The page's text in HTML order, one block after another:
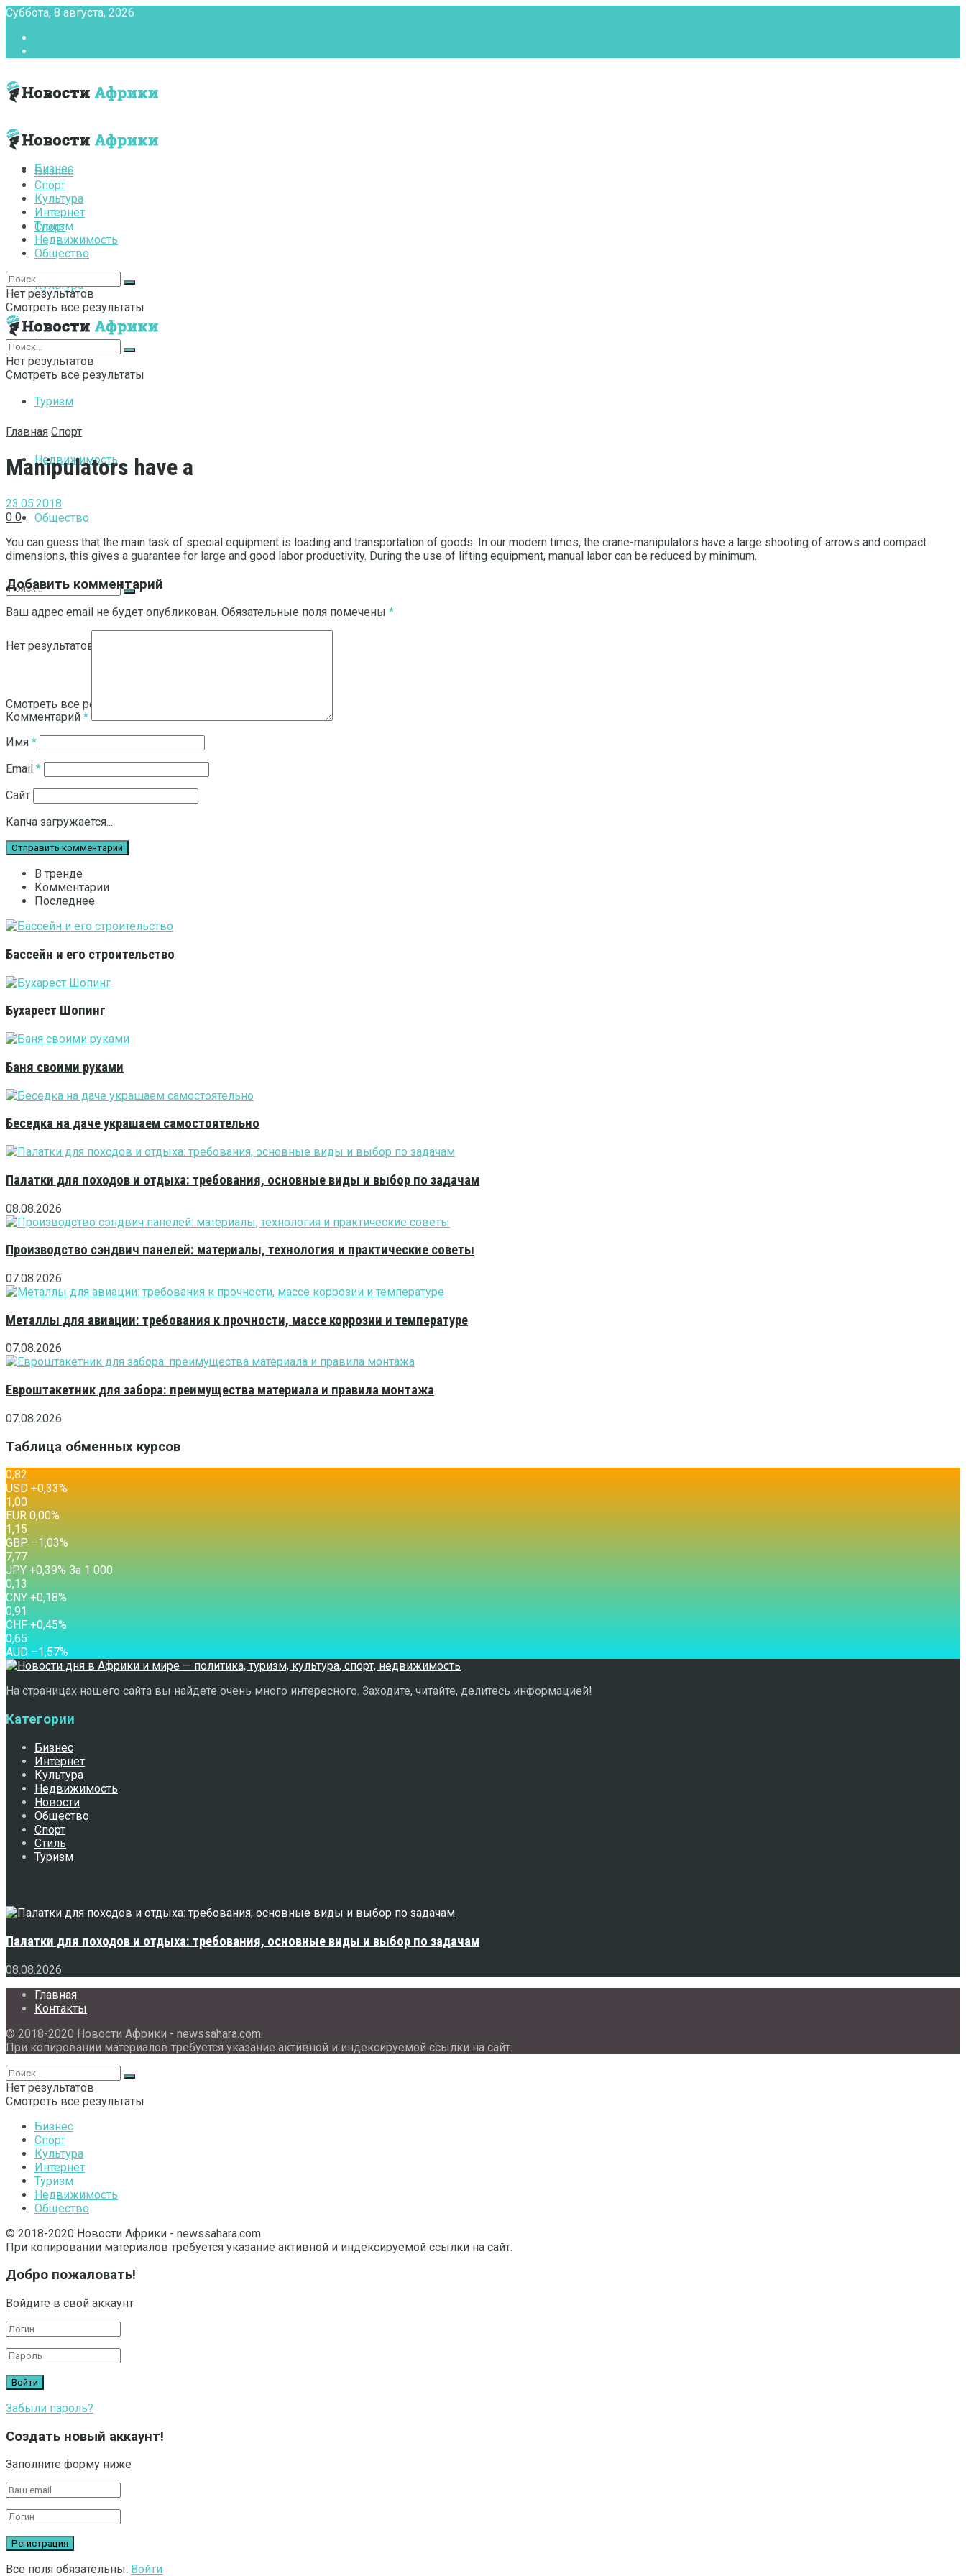
Суббота, 8 августа, 2026
Бизнес
Спорт
Культура
Интернет
Туризм
Недвижимость
Общество
Нет результатов
Смотреть все результаты
Бизнес
Спорт
Культура
Интернет
Туризм
Недвижимость
Общество
Нет результатов
Смотреть все результаты
Нет результатов
Смотреть все результаты
Главная Спорт
Manipulators have a
23.05.2018
0 0
You can guess that the main task of special equipment is loading and transportation of goods. In our modern times, the crane-manipulators have a large shooting of arrows and compact
dimensions, this gives a guarantee for large and good labor productivity. During the use of lifting equipment, manual labor can be reduced by minimum.
Добавить комментарий
Ваш адрес email не будет опубликован. Обязательные поля помечены *
Комментарий *
Имя *
Email *
Сайт
Капча загружается...
В тренде
Комментарии
Последнее
Бассейн и его строительство
Бухарест Шопинг
Баня своими руками
Беседка на даче украшаем самостоятельно
Палатки для походов и отдыха: требования, основные виды и выбор по задачам
08.08.2026
Производство сэндвич панелей: материалы, технология и практические советы
07.08.2026
Металлы для авиации: требования к прочности, массе коррозии и температуре
07.08.2026
Евроштакетник для забора: преимущества материала и правила монтажа
07.08.2026
Таблица обменных курсов
0,82
USD +0,33%
1,00
EUR 0,00%
1,15
GBP –1,03%
7,77
JPY +0,39% За 1 000
0,13
CNY +0,18%
0,91
CHF +0,45%
0,65
AUD –1,57%
На страницах нашего сайта вы найдете очень много интересного. Заходите, читайте, делитесь информацией!
Категории
Бизнес
Интернет
Культура
Недвижимость
Новости
Общество
Спорт
Стиль
Туризм
Палатки для походов и отдыха: требования, основные виды и выбор по задачам
08.08.2026
Главная
Контакты
© 2018-2020 Новости Африки - newssahara.com.
При копировании материалов требуется указание активной и индексируемой ссылки на сайт.
Нет результатов
Смотреть все результаты
Бизнес
Спорт
Культура
Интернет
Туризм
Недвижимость
Общество
© 2018-2020 Новости Африки - newssahara.com.
При копировании материалов требуется указание активной и индексируемой ссылки на сайт.
Добро пожаловать!
Войдите в свой аккаунт
Забыли пароль?
Создать новый аккаунт!
Заполните форму ниже
Все поля обязательны. Войти